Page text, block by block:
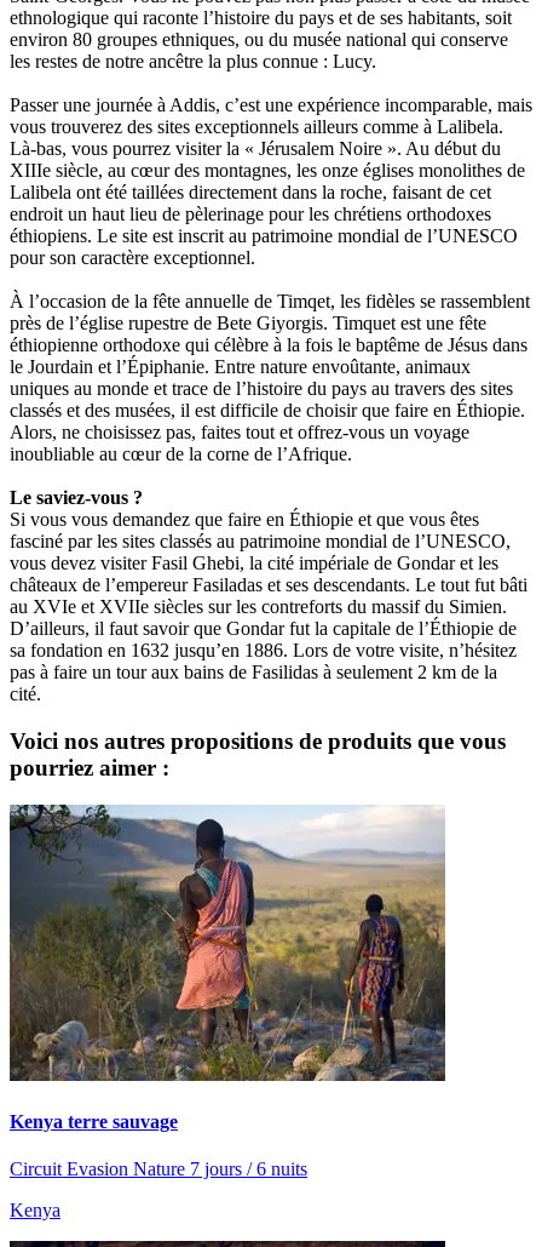
ethnologique qui raconte l’histoire du pays et de ses habitants, soit
environ 80 groupes ethniques, ou du musée national qui conserve
les restes de notre ancêtre la plus connue : Lucy.
Passer une journée à Addis, c’est une expérience incomparable, mais
vous trouverez des sites exceptionnels ailleurs comme à Lalibela.
Là-bas, vous pourrez visiter la « Jérusalem Noire ». Au début du
XIIIe siècle, au cœur des montagnes, les onze églises monolithes de
Lalibela ont été taillées directement dans la roche, faisant de cet
endroit un haut lieu de pèlerinage pour les chrétiens orthodoxes
éthiopiens. Le site est inscrit au patrimoine mondial de l’UNESCO
pour son caractère exceptionnel.
À l’occasion de la fête annuelle de Timqet, les fidèles se rassemblent
près de l’église rupestre de Bete Giyorgis. Timquet est une fête
éthiopienne orthodoxe qui célèbre à la fois le baptême de Jésus dans
le Jourdain et l’Épiphanie. Entre nature envoûtante, animaux
uniques au monde et trace de l’histoire du pays au travers des sites
classés et des musées, il est difficile de choisir que faire en Éthiopie.
Alors, ne choisissez pas, faites tout et offrez-vous un voyage
inoubliable au cœur de la corne de l’Afrique.
Le saviez-vous ?
Si vous vous demandez que faire en Éthiopie et que vous êtes
fasciné par les sites classés au patrimoine mondial de l’UNESCO,
vous devez visiter Fasil Ghebi, la cité impériale de Gondar et les
châteaux de l’empereur Fasiladas et ses descendants. Le tout fut bâti
au XVIe et XVIIe siècles sur les contreforts du massif du Simien.
D’ailleurs, il faut savoir que Gondar fut la capitale de l’Éthiopie de
sa fondation en 1632 jusqu’en 1886. Lors de votre visite, n’hésitez
pas à faire un tour aux bains de Fasilidas à seulement 2 km de la
cité.
Voici nos autres propositions de produits que vous
pourriez aimer :
Kenya terre sauvage
Circuit Evasion Nature 7 jours / 6 nuits
Kenya